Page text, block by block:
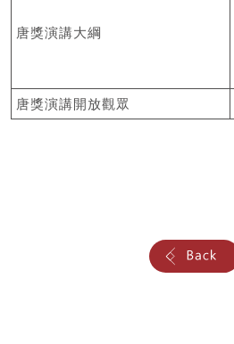
唐獎演講大綱
唐獎演講開放觀眾